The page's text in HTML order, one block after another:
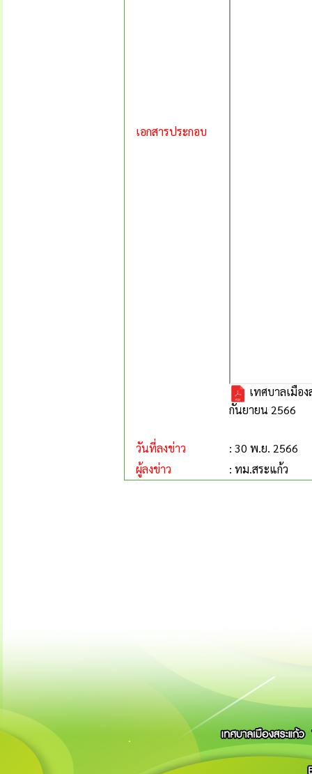
เอกสารประกอบ
เทศบาลเมือ
กันยายน 2566
วันที่ลงข่าว
: 30 พ.ย. 2566
ผู้ลงข่าว
: ทม.สระแก้ว